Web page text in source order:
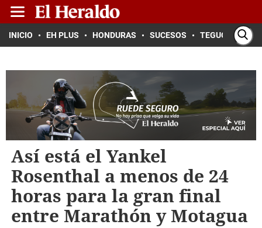
INICIO EH PLUS HONDURAS SUCESOS TEGUCIGALPA
Así está el Yankel
Rosenthal a menos de 24
horas para la gran final
entre Marathón y Motagua